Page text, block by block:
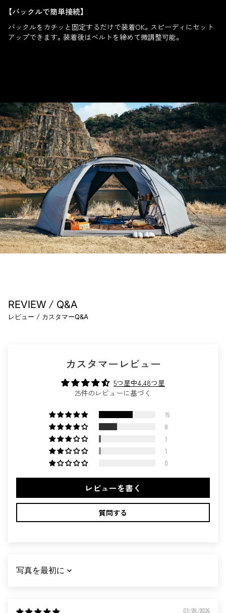
【バックルで簡単接続】
バックルをカチッと固定するだけで装着OK。スピーディにセット
アップできます。装着後はベルトを締めて微調整可能。
REVIEW / Q&A
レビュー / カスタマーQ&A
カスタマーレビュー
5つ星中4.48つ星
25件のレビューに基づく
15
8
1
1
0
レビューを書く
質問する
SORT BY
01/28/2026